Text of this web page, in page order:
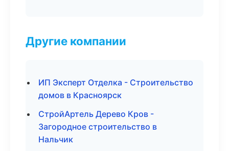
Другие компании
ИП Эксперт Отделка - Строительство
домов в Красноярск
СтройАртель Дерево Кров -
Загородное строительство в
Нальчик